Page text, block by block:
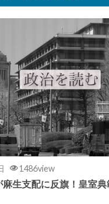
1486view
麻生支配に反旗！皇室